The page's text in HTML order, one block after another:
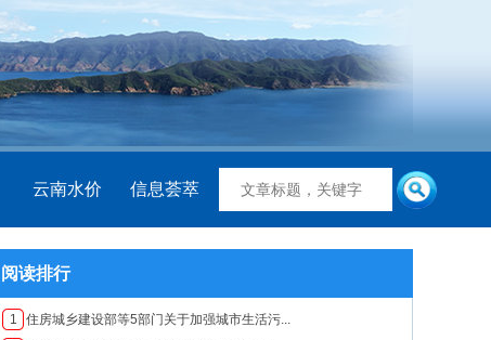
云南水价 信息荟萃
阅读排行
1
住房城乡建设部等5部门关于加强城市生活污...